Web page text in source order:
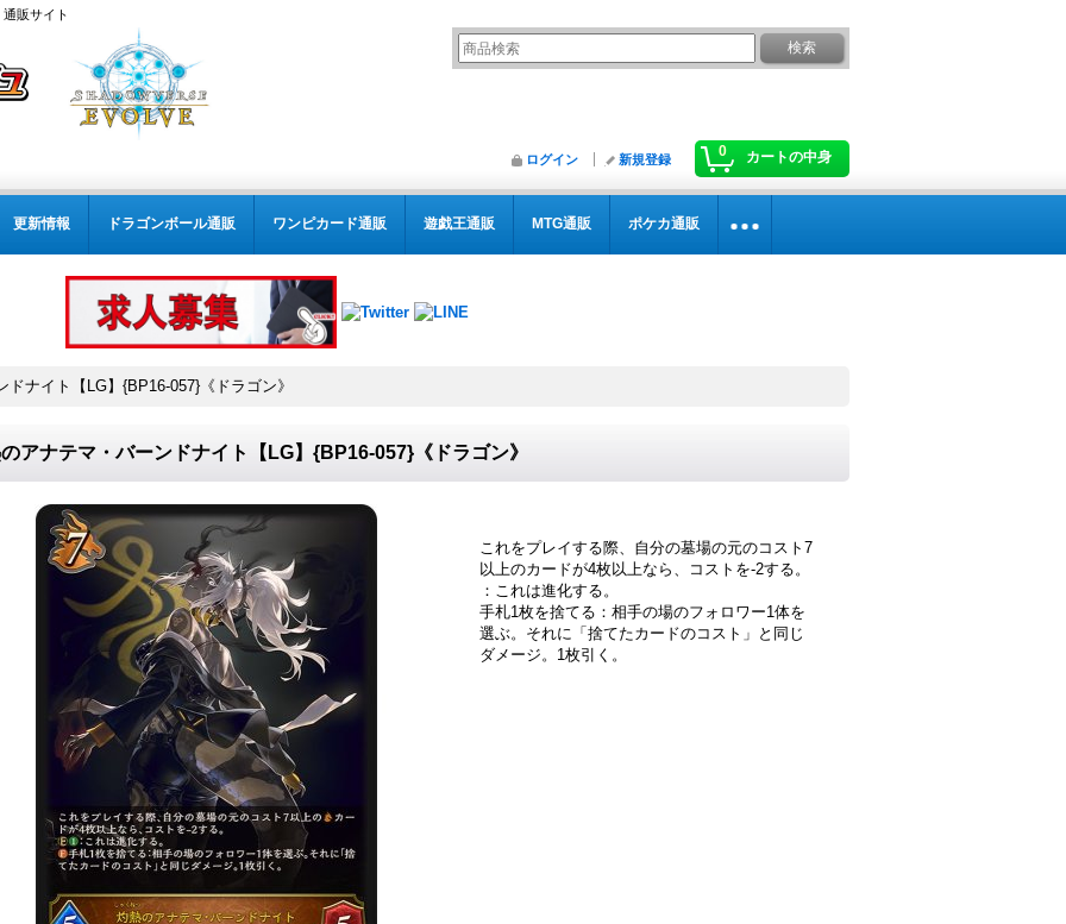
販サイト
0 カートの中身
ログイン 新規登録
更新情報 ドラゴンボール通販 ワンピカード通販 遊戯王通販 MTG通販 ポケカ通販
ナイト【LG】{BP16-057}《ドラゴン》
アナテマ・バーンドナイト【LG】{BP16-057}《ドラゴン》
これをプレイする際、自分の墓場の元のコスト7
以上のカードが4枚以上なら、コストを-2する。
：これは進化する。
手札1枚を捨てる：相手の場のフォロワー1体を
選ぶ。それに「捨てたカードのコスト」と同じ
ダメージ。1枚引く。